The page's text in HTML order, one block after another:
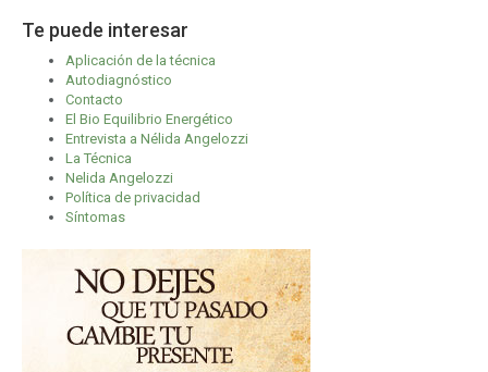
Te puede interesar
Aplicación de la técnica
Autodiagnóstico
Contacto
El Bio Equilibrio Energético
Entrevista a Nélida Angelozzi
La Técnica
Nelida Angelozzi
Política de privacidad
Síntomas